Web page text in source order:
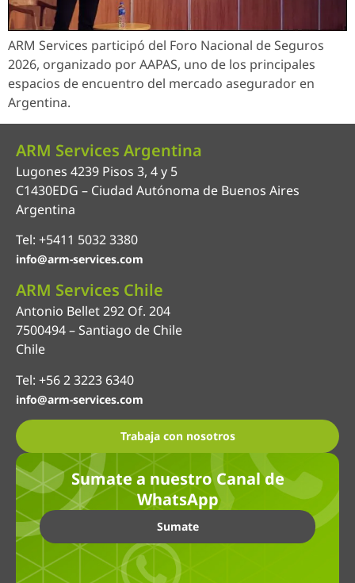
ARM Services participó del Foro Nacional de Seguros
2026, organizado por AAPAS, uno de los principales
espacios de encuentro del mercado asegurador en
Argentina.
ARM Services Argentina
Lugones 4239 Pisos 3, 4 y 5
C1430EDG – Ciudad Autónoma de Buenos Aires
Argentina
Tel: +5411 5032 3380
info@arm-services.com
ARM Services Chile
Antonio Bellet 292 Of. 204
7500494 – Santiago de Chile
Chile
Tel: +56 2 3223 6340
info@arm-services.com
Trabaja con nosotros
Sumate a nuestro Canal de
WhatsApp
Sumate